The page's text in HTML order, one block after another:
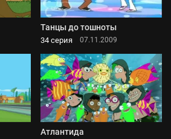
Танцы до тошноты
34 серия 07.11.2009
Атлантида